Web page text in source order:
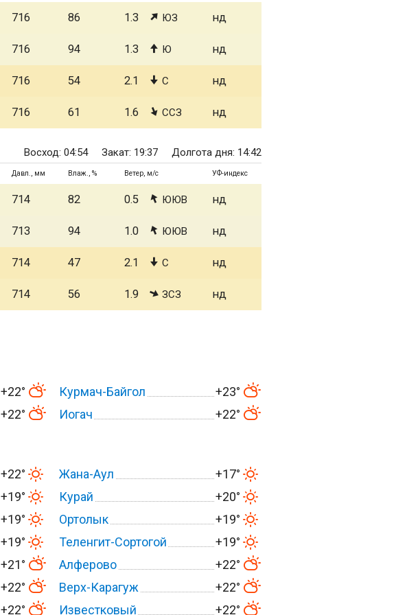
716 86 1.3 ЮЗ нд
716 94 1.3 Ю нд
716 54 2.1 С нд
716 61 1.6 ССЗ нд
Восход: 04:54 Закат: 19:37 Долгота дня: 14:42
Давл., мм Влаж., % Ветер, м/с УФ-индекс
714 82 0.5 ЮЮВ нд
713 94 1.0 ЮЮВ нд
714 47 2.1 С нд
714 56 1.9 ЗСЗ нд
+22° Курмач-Байгол
+23°
+22° Иогач +22°
+22° Жана-Аул
+17°
+19° Курай
+20°
+19° Ортолык
+19°
+19° Теленгит-Сортогой
+19°
+21° Алферово
+22°
+22° Верх-Карагуж
+22°
+22° Известковый +22°